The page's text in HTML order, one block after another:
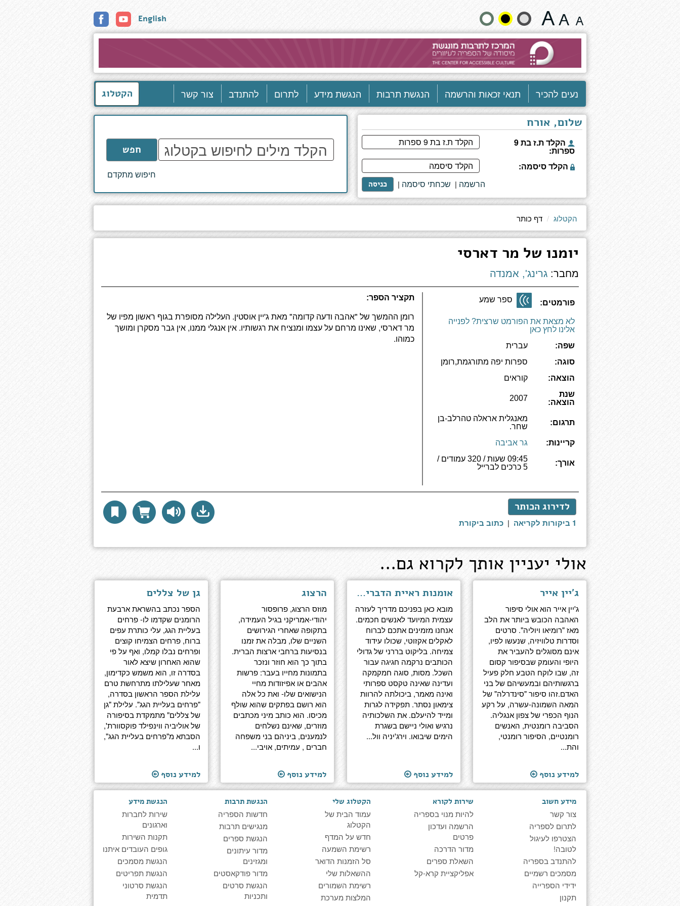
כותר
שנה
גודל
וצבעים:
English
נעים להכיר תנאי זכאות והרשמה הנגשת תרבות הנגשת מידע לתרום להתנדב צור קשר הקטלוג
שלום, אורח
הקלד ת.ז בת 9
ספרות:
הקלד סיסמה:
כניסה | שכחתי סיסמה | הרשמה
הקלד
מילים
לחיפוש
חפש
חיפוש מתקדם
הקטלוג דף כותר
יומנו של מר דארסי
מחבר: גרינג', אמנדה
פורמטים: ספר שמע
לא מצאת את הפורמט שרצית? לפנייה
אלינו לחץ כאן
שפה:
עברית
סוגה:
ספרות יפה מתורגמת,רומן
הוצאה:
קוראים
שנת
הוצאה:
2007
תרגום:
מאנגלית אראלה טהרלב-בן
שחר.
קריינות:
גר אביבה
אורך:
09:45 שעות / 320 עמודים /
5 כרכים לברייל
תקציר הספר:
רומן ההמשך של "אהבה ודעה קדומה" מאת ג'יין אוסטין. העלילה מסופרת בגוף ראשון מפיו של
מר דארסי, שאינו מרחם על עצמו ומנציח את רגשותיו. אין אנגלי ממנו, אין גבר מסקרן ומושך
כמוהו.
לדירוג הכותר
1 ביקורות לקריאה | כתוב ביקורת
אולי יעניין אותך לקרוא גם...
ג'יין אייר
ג'יין אייר הוא אולי סיפור
האהבה הכובש ביותר את הלב
מאז "רומיאו ויוליה". סרטים
וסדרות טלוויזיה, שנעשו לפיו,
אינם מסוגלים להעביר את
היופי והעומק שבסיפור קסום
זה, שבו לוקח הטבע חלק פעיל
ברגשותיהם ובמעשיהם של בני
האדם.זהו סיפור "סינדרלה" של
המאה השמונה-עשרה, על רקע
הנוף הכפרי של צפון אנגליה.
הסביבה רומנטית, האנשים
רומנטיים, הסיפור רומנטי,
והת...
למידע נוסף
אומנות ראיית הדברים - מסות עזרה עצמית עבור חכמים
מובא כאן בפניכם מדריך לעזרה
עצמית המיועד לאנשים חכמים.
אנחנו מזמינים אתכם לברוח
לאקלים אקזוטי, שכולו עידוד
צמיחה. בליקוט בררני של גדולי
הכותבים נרקמה חגיגה עבור
השכל. מסות, סוגה חמקמקה
ועדינה שאינה טקסט ספרותי
ואינה מאמר, ביכולתה להרוות
צימאון נסתר. תפקידה לגרות
ומייד להיעלם. את השלכותיה
נרגיש ואולי ניישם בשגרת
הימים שיבואו. וירג'יניה וול...
למידע נוסף
הרצוג
מוזס הרצוג, פרופסור
יהודי-אמריקני בגיל העמידה,
בתקופה שאחרי הגירושים
השניים שלו, מבלה את זמנו
בנסיעות ברחבי ארצות הברית.
בתוך כך הוא חוזר ונזכר
בתמונות מחייו בעבר: פרשות
אהבים או אפיזודות מחיי
הנישואים שלו- ואת כל אלה
הוא רושם בפתקים שהוא שולף
מכיסו. הוא כותב מיני מכתבים
מוזרים, שאינם נשלחים
לנמענים, ביניהם בני משפחה
חברים , עמיתים, אויבי...
למידע נוסף
גן של צללים
הספר נכתב בהשראת ארבעת
הרומנים שקדמו לו- פרחים
בעליית הגג, עלי כותרת עפים
ברוח, פרחים הצמיחו קוצים
ופרחים נבלו קמלו, ואף על פי
שהוא האחרון שיצא לאור
בסדרה זו, הוא משמש כקדימון,
מאחר שעלילתו מתרחשת טרם
עלילת הספר הראשון בסדרה,
"פרחים בעליית הגג". עלילת "גן
של צללים" מתמקדת בסיפורה
של אוליביה ווינפילד פוקסוורת',
הסבתא מ"פרחים בעליית הגג",
ו...
למידע נוסף
מידע חשוב
צור קשר
לתרום לספריה
הצטרפו לעיגול
לטובה!
להתנדב בספריה
מסמכים רשמיים
ידידי הספרייה
תקנון
שירות לקורא
להיות מנוי בספריה
הרשמה ועדכון
פרטים
מדור הדרכה
השאלת ספרים
אפליקציית קרא-קל
הקטלוג שלי
עמוד הבית של
הקטלוג
חדש על המדף
רשימת השמעה
סל הזמנות הדואר
ההשאלות שלי
רשימת השמורים
המלצות מערכת
הנגשת תרבות
חדשות הספריה
מנגישים תרבות
הנגשת ספרים
מדור עיתונים
ומגזינים
מדור פודקאסטים
הנגשת סרטים
ותכניות
הנגשת מידע
שירות לחברות
וארגונים
תקנות השירות
גופים העובדים איתנו
הנגשת מסמכים
הנגשת תפריטים
הנגשת סרטוני
תדמית